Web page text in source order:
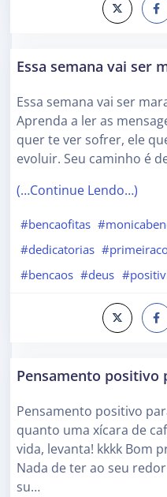
Essa semana vai ser
Essa semana vai ser
Aprenda a ler as
quer te ver sofrer, ele
evoluir. Seu caminho é
(…Continue Lendo…)
#bencaofitas
#dedicatorias
#bencaos #deus
Pensamento positivo
Pensamento positivo
quanto uma xícara de
vida, levanta! kkkk Bom
Nada de ter ao seu
su…